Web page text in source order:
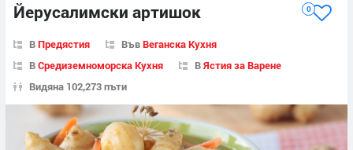
Йерусалимски артишок 0
ВПредястия ВъвВеганска Кухня
ВСредиземноморска Кухня ВЯстия за Варене
Видяна 102,273 пъти